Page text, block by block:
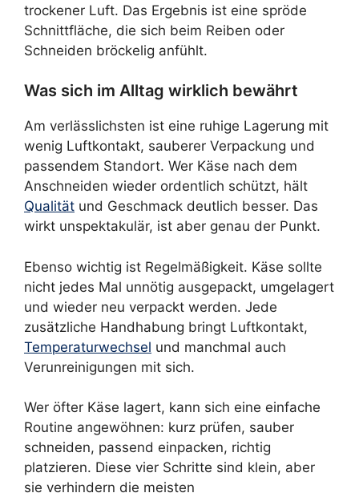
trockener Luft. Das Ergebnis ist eine spröde
Schnittfläche, die sich beim Reiben oder
Schneiden bröckelig anfühlt.
Was sich im Alltag wirklich bewährt
Am verlässlichsten ist eine ruhige Lagerung mit
wenig Luftkontakt, sauberer Verpackung und
passendem Standort. Wer Käse nach dem
Anschneiden wieder ordentlich schützt, hält
Qualität und Geschmack deutlich besser. Das
wirkt unspektakulär, ist aber genau der Punkt.
Ebenso wichtig ist Regelmäßigkeit. Käse sollte
nicht jedes Mal unnötig ausgepackt, umgelagert
und wieder neu verpackt werden. Jede
zusätzliche Handhabung bringt Luftkontakt,
Temperaturwechsel und manchmal auch
Verunreinigungen mit sich.
Wer öfter Käse lagert, kann sich eine einfache
Routine angewöhnen: kurz prüfen, sauber
schneiden, passend einpacken, richtig
platzieren. Diese vier Schritte sind klein, aber
sie verhindern die meisten